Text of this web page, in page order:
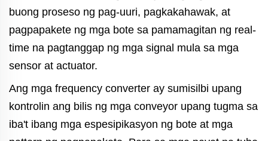
buong proseso ng pag-uuri, pagkakahawak, at
pagpapakete ng mga bote sa pamamagitan ng real-
time na pagtanggap ng mga signal mula sa mga
sensor at actuator.
Ang mga frequency converter ay sumisilbi upang
kontrolin ang bilis ng mga conveyor upang tugma sa
iba't ibang mga espesipikasyon ng bote at mga